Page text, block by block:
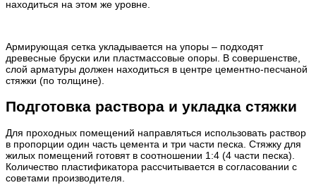
находиться на этом же уровне.
Армирующая сетка укладывается на упоры – подходят
древесные бруски или пластмассовые опоры. В совершенстве,
слой арматуры должен находиться в центре цементно-песчаной
стяжки (по толщине).
Подготовка раствора и укладка стяжки
Для проходных помещений направляться использовать раствор
в пропорции один часть цемента и три части песка. Стяжку для
жилых помещений готовят в соотношении 1:4 (4 части песка).
Количество пластификатора рассчитывается в согласовании с
советами производителя.